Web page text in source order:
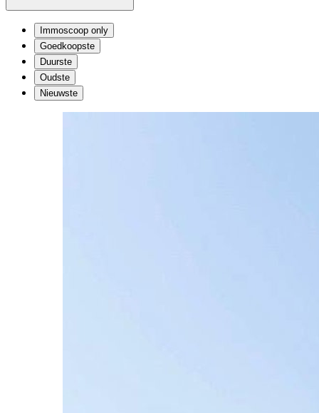
Immoscoop only
Goedkoopste
Duurste
Oudste
Nieuwste